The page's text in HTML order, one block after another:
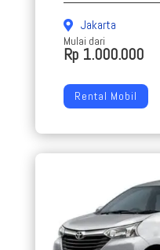
Jakarta
Mulai dari
Rp 1.000.000
Rental Mobil